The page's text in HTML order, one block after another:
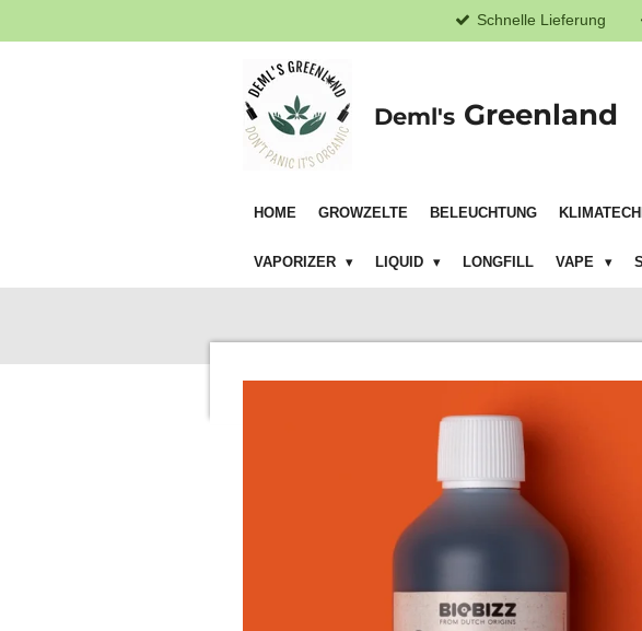
Hauptinhalt
Schnelle Lieferung
Deml's Greenland
HOME GROWZELTE BELEUCHTUNG
VAPORIZER LIQUID LONGFILL VAPE